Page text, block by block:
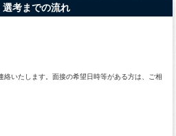
選考までの流れ
いたします。面接の希望日時等がある方は、ご相